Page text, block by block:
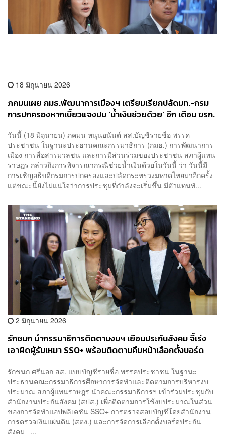
18 มิถุนายน 2026
ภคมนเผย กมธ.พัฒนาการเมืองฯ เตรียมเรียกปลัดมท.-กรม
การปกครองหากเบี้ยวแจงปม ‘น้ำเงินช่วยด้วย’ อีก เตือน ขรก.
วันนี้ (18 มิถุนายน) ภคมน หนุนอนันต์ สส.บัญชีรายชื่อ พรรค
ประชาชน ในฐานะประธานคณะกรรมาธิการ (กมธ.) การพัฒนาการ
เมือง การสื่อสารมวลชน และการมีส่วนร่วมของประชาชน สภาผู้แทน
ราษฎร กล่าวถึงการพิจารณากรณีช่วยน้ำเงินด้วยในวันนี้ ว่า วันนี้มี
การเชิญอธิบดีกรมการปกครองและปลัดกระทรวงมหาดไทยมาอีกครั้ง
แต่ขณะนี้ยังไม่แน่ใจว่าการประชุมที่กำลังจะเริ่มขึ้น มีตัวแทนทั...
2 มิถุนายน 2026
รักชนก นำกรรมาธิการติดตามงบฯ เยือนประกันสังคม จี้เร่ง
เอาผิดผู้รับเหมา SSO+ พร้อมติดตามคืบหน้าเลือกตั้งบอร์ด
รักชนก ศรีนอก สส. แบบบัญชีรายชื่อ พรรคประชาชน ในฐานะ
ประธานคณะกรรมาธิการศึกษาการจัดทำและติดตามการบริหารงบ
ประมาณ สภาผู้แทนราษฎร นำคณะกรรมาธิการฯ เข้าร่วมประชุมกับ
สำนักงานประกันสังคม (สปส.) เพื่อติดตามการใช้งบประมาณในส่วน
ของการจัดทำแอปพลิเคชัน SSO+ การตรวจสอบบัญชีโดยสำนักงาน
การตรวจเงินแผ่นดิน (สตง.) และการจัดการเลือกตั้งบอร์ดประกัน
สังคม ...